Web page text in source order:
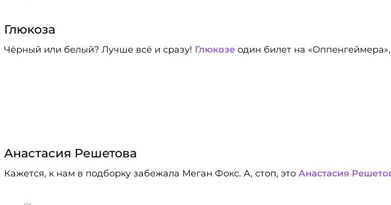
Глюкоза
Чёрный или белый? Лучше всё и сразу! Глюкозе один билет на
Анастасия Решетова
Кажется, к нам в подборку забежала Меган Фокс. А, стоп, это Анастасия